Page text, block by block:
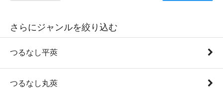
さらにジャンルを絞り込む
つるなし平莢
つるなし丸莢